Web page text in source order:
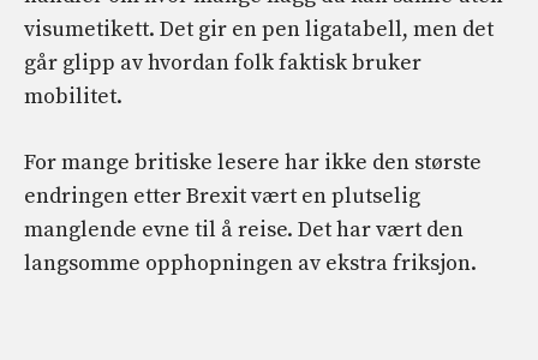
visumetikett. Det gir en pen ligatabell, men det
går glipp av hvordan folk faktisk bruker
mobilitet.
For mange britiske lesere har ikke den største
endringen etter Brexit vært en plutselig
manglende evne til å reise. Det har vært den
langsomme opphopningen av ekstra friksjon.